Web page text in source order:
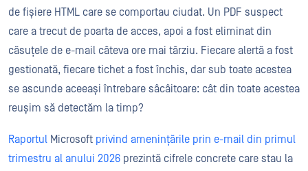
de fișiere HTML care se comportau ciudat. Un PDF suspect
care a trecut de poarta de acces, apoi a fost eliminat din
căsuțele de e-mail câteva ore mai târziu. Fiecare alertă a fost
gestionată, fiecare tichet a fost închis, dar sub toate acestea
se ascunde aceeași întrebare sâcâitoare: cât din toate acestea
reușim să detectăm la timp?
Raportul Microsoft privind amenințările prin e-mail din primul
trimestru al anului 2026 prezintă cifrele concrete care stau la